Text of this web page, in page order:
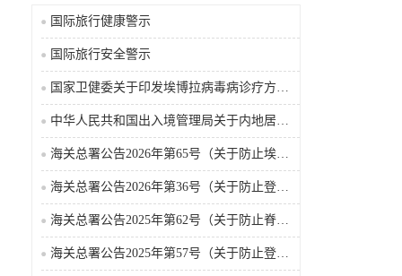
国际旅行健康警示
国际旅行安全警示
国家卫健委关于印发埃博拉病毒病诊疗方案（2026年版）的通知
中华人民共和国出入境管理局关于内地居民前往港澳地区定居审批条件的公告（2026-06-30）
海关总署公告2026年第65号（关于防止埃博拉病毒病疫情传入我国的公告）（2026-05-18）
海关总署公告2026年第36号（关于防止登革热疫情传入我国的公告）
海关总署公告2025年第62号（关于防止脊髓灰质炎疫情传入我国的公告）
海关总署公告2025年第57号（关于防止登革热疫情传入我国的公告）